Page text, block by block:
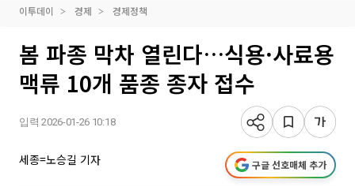
이투데이 경제 경제정책
봄 파종 막차 열린다…식용·사료용
맥류 10개 품종 종자 접수
입력 2026-01-26 10:18
세종=노승길 기자 구글 선호매체 추가